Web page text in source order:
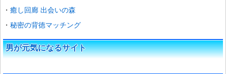
癒し回廊 出会いの森
秘密の背徳マッチング
男が元気になるサイト